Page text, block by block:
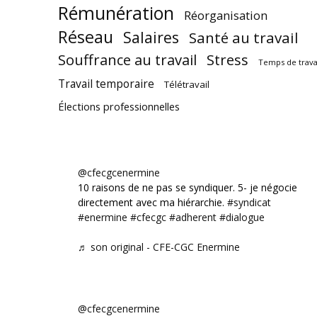
Rémunération Réorganisation
Réseau Salaires Santé au travail
Souffrance au travail Stress Temps de
Travail temporaire Télétravail
Élections professionnelles
@cfecgcenermine
10 raisons de ne pas se syndiquer. 5- je négocie
directement avec ma hiérarchie. #syndicat
#enermine #cfecgc #adherent #dialogue
♬ son original - CFE-CGC Enermine
@cfecgcenermine